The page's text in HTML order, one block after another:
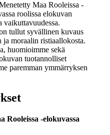
Maa Rooleissa -
roolissa elokuvan
vaikuttavuudessa.
tullut syvällinen kuvaus
moraalin ristiaallokosta.
huomioimme sekä
tuotannolliset
paremman ymmärryksen
Rooleissa -elokuvassa